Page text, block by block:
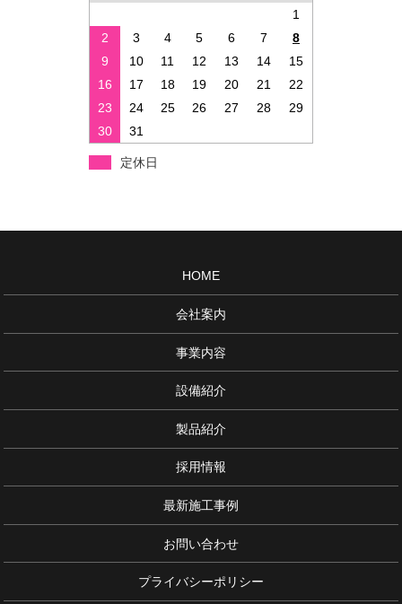
1
2
3 4 5 6 7
8
9
10 11 12 13 14
15
16
17 18 19 20 21
22
23
24 25 26 27 28
29
30
31
定休日
HOME
会社案内
事業内容
設備紹介
製品紹介
採用情報
最新施工事例
お問い合わせ
プライバシーポリシー